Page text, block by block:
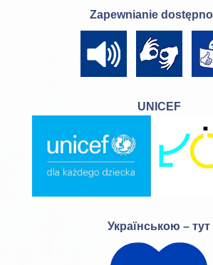
Zapewnianie
UNICEF
Українською – тут